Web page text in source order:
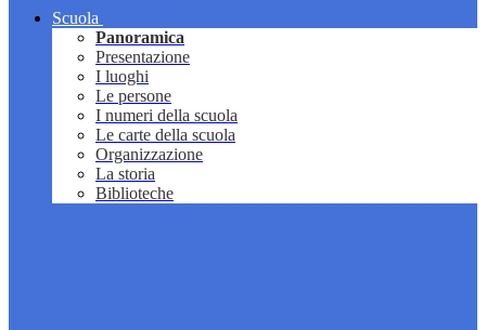
Scuola
Panoramica
Presentazione
I luoghi
Le persone
I numeri della scuola
Le carte della scuola
Organizzazione
La storia
Biblioteche